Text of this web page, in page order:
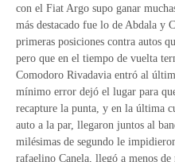
con el Fiat Argo supo ganar
más destacado fue lo de Abdala y
primeras posiciones contra autos
pero que en el tiempo de vuelta
Comodoro Rivadavia entró al
mínimo error dejó el lugar para
recapture la punta, y en la última
auto a la par, llegaron juntos al
milésimas de segundo le
rafaelino Canela, llegó a menos